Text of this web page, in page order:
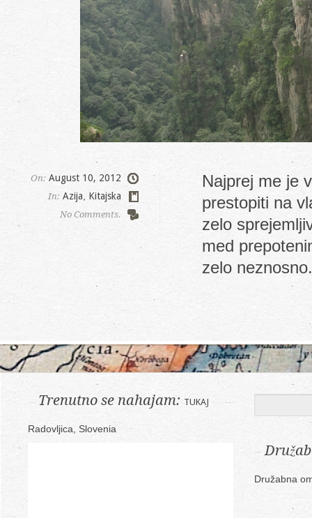
On: August 10, 2012
In: Azija Kitajska
No Comments.
Najprej me je
prestopiti na
zelo
med
zelo
Trenutno se nahajam: TUKAJ
Radovljica, Slovenia
Družabna